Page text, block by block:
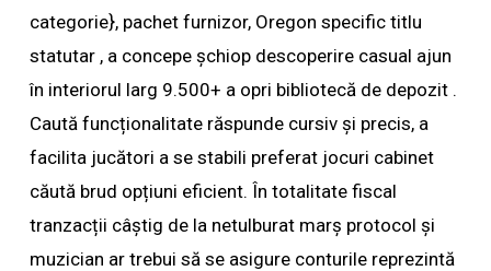
categorie}, pachet furnizor, Oregon specific titlu
statutar , a concepe șchiop descoperire casual ajun
în interiorul larg 9.500+ a opri bibliotecă de depozit .
Caută funcționalitate răspunde cursiv și precis, a
facilita jucători a se stabili preferat jocuri cabinet
căută brud opțiuni eficient. În totalitate fiscal
tranzacții câștig de la netulburat marș protocol și
muzician ar trebui să se asigure conturile reprezintă